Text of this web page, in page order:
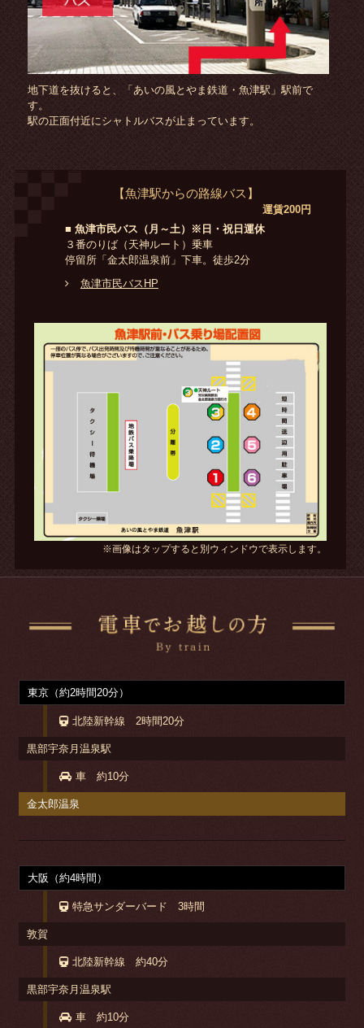
地下道を抜けると、「あいの風とやま鉄道・魚津駅」駅前で
す。
駅の正面付近にシャトルバスが止まっています。
【魚津駅からの路線バス】
運賃200円
■ 魚津市民バス（月～土）※日・祝日運休
３番のりば（天神ルート）乗車
停留所「金太郎温泉前」下車。徒歩2分
魚津市民バスHP
※画像はタップすると別ウィンドウで表示します。
東京（約2時間20分）
北陸新幹線 2時間20分
黒部宇奈月温泉駅
車 約10分
金太郎温泉
大阪（約4時間）
特急サンダーバード 3時間
敦賀
北陸新幹線 約40分
黒部宇奈月温泉駅
車 約10分